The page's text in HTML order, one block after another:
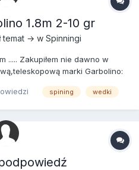
1.8m 2-10 gr
temat → w Spinningi
..... Zakupiłem nie dawno w
marki Garbolino:
w staniu więcej o tym kijku
spining wedki